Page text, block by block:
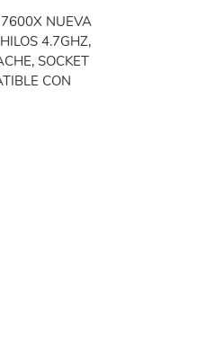
NUEVA
4.7GHZ,
SOCKET
CON